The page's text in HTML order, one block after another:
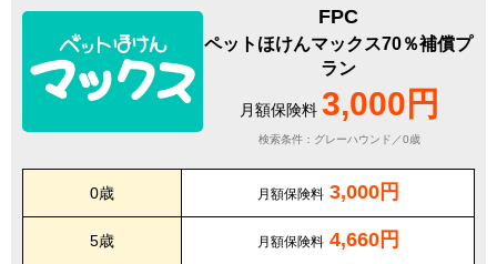
FPC
ペットほけんマックス70％補償プ
ラン
月額保険料 3,000円
検索条件：グレーハウンド／0歳
0歳 月額保険料 3,000円
5歳 月額保険料 4,660円